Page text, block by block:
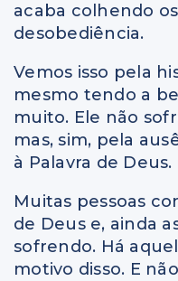
acaba colhendo
desobediência.
Vemos isso pela
mesmo tendo a
muito. Ele não
mas, sim, pela
à Palavra de Deus.
Muitas pessoas
de Deus e, ainda
sofrendo. Há
motivo disso. E